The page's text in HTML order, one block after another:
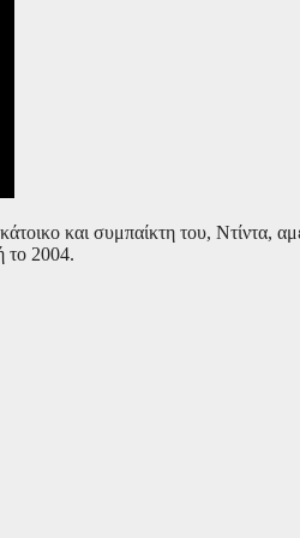
και συμπαίκτη του, Ντίντα,
το 2004.